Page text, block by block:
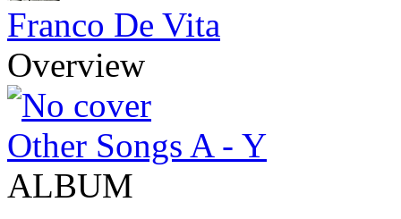
Franco De Vita
Overview
Other Songs A - Y
ALBUM